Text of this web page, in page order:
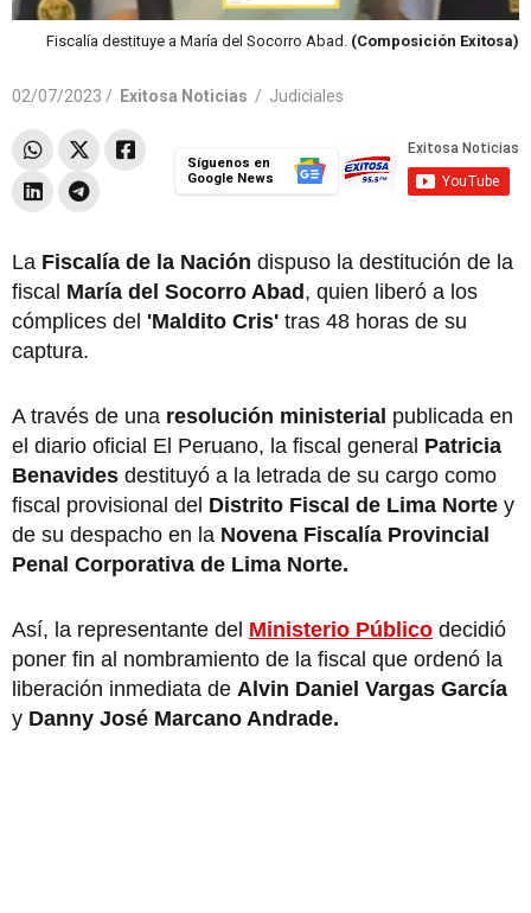
Fiscalía destituye a María del Socorro Abad. (Composición Exitosa)
02/07/2023 / Exitosa Noticias / Judiciales
Síguenos en
Google News
La Fiscalía de la Nación dispuso la destitución de la
fiscal María del Socorro Abad, quien liberó a los
cómplices del 'Maldito Cris' tras 48 horas de su
captura.
A través de una resolución ministerial publicada en
el diario oficial El Peruano, la fiscal general Patricia
Benavides destituyó a la letrada de su cargo como
fiscal provisional del Distrito Fiscal de Lima Norte y
de su despacho en la Novena Fiscalía Provincial
Penal Corporativa de Lima Norte.
Así, la representante del Ministerio Público decidió
poner fin al nombramiento de la fiscal que ordenó la
liberación inmediata de Alvin Daniel Vargas García
y Danny José Marcano Andrade.